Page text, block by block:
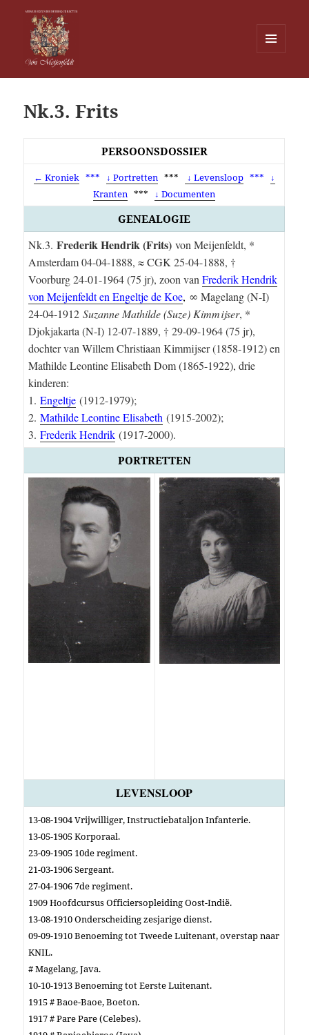
WIDGETS
Nk.3. Frits
PERSOONSDOSSIER
← Kroniek*** ↓ Portretten*** ↓ Levensloop***
↓
Kranten *** ↓ Documenten
GENEALOGIE
Nk.3. Frederik Hendrik (Frits)von Meijenfeldt, *
Amsterdam 04-04-1888, ≈ CGK 25-04-1888, †
Voorburg 24-01-1964 (75 jr), zoon vanFrederik Hendrik
von Meijenfeldt en Engeltje de Koe, ∞ Mage­lang (N-I)
24-04-1912Suzan­ne Mathilde (Suze) Kimmijser, *
Djokja­kar­ta (N-I) 12-07-1889, † 29-09-1964 (75 jr),
dochter van Wil­lem Christiaan Kimmijser (1858-1912) en
Ma­thilde Leontine Elisa­beth Dom (1865-1922), drie
kinderen:
1.Engeltje (1912-1979);
2.Mathilde Leontine Elisabeth (1915-2002);
3.Frederik Hendrik (1917-2000).
PORTRETTEN
LEVENSLOOP
13-08-1904 Vrijwilliger, Instructiebataljon Infanterie.
13-05-1905 Korporaal.
23-09-1905 10de regiment.
21-03-1906 Sergeant.
27-04-1906 7de regiment.
1909 Hoofdcursus Officiersopleiding Oost-Indië.
13-08-1910 Onderscheiding zesjarige dienst.
09-09-1910 Benoeming tot Tweede Luite­nant, overstap naar
KNIL.
# Magelang, Java.
10-10-1913 Benoeming tot Eerste Lui­te­nant.
1915 # Baoe-Baoe, Boeton.
1917 # Pare Pare (Celebes).